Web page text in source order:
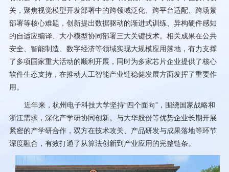
关，聚焦视觉模型开发部署中的跨领域泛化、跨平台适配、跨场景
部署等核心难题，创新提出数据驱动的渐进式训练、异构硬件感知
的自适应编译、大小模型协同部署三大关键技术。相关成果在公共
安全、智能制造、数字经济等领域实现大规模应用落地，有力支撑
了多项国家重大活动的顺利开展，同时为多家芯片企业提供了核心
软件生态支持，在推动人工智能产业链稳健发展方面发挥了重要作
用。
近年来，杭州电子科技大学坚持“四个面向”，围绕国家战略和
浙江需求，深化产学研协同创新。与大华股份等优势企业长期开展
紧密的产学研合作，双方在技术攻关、产品研发与成果落地等环节
深度融合，有效打通了从算法创新到产业应用的完整链条。